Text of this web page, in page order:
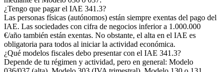
¿Tengo que pagar el IAE 341.3?
Las personas físicas (autónomos) están siempre exentas del pago del
IAE. Las sociedades con cifra de negocios inferior a 1.000.000
€/año también están exentas. No obstante, el alta en el IAE es
obligatoria para todos al iniciar la actividad económica.
¿Qué modelos fiscales debo presentar con el IAE 341.3?
Depende de tu régimen y actividad, pero en general: Modelo